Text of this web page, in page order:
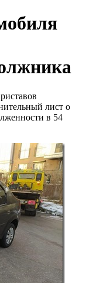
лист о
в 54